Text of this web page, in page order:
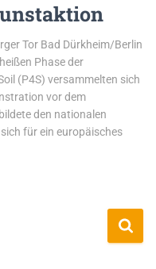
Tor Bad Dürkheim/Berlin
Phase der
(P4S) versammelten sich
vor dem
den nationalen
für ein europäisches